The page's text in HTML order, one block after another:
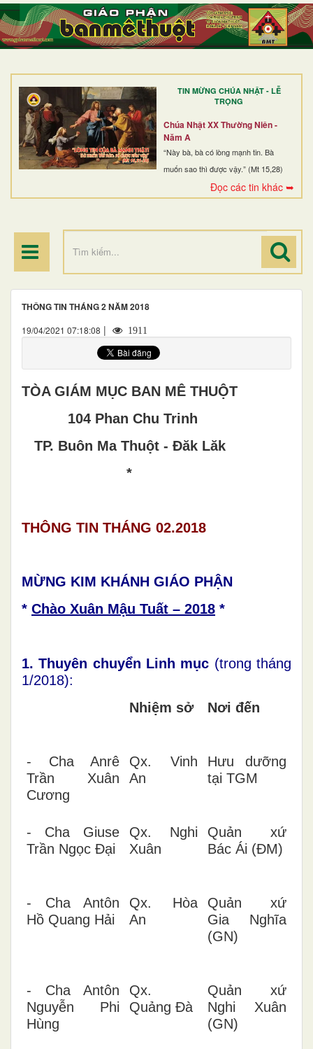
TIN MỪNG CHÚA NHẬT - LỄ
TRỌNG
Chúa Nhật XX Thường Niên -
Năm A
“Này bà, bà có lòng mạnh tin. Bà
muốn sao thì được vậy.” (Mt 15,28)
Đọc các tin khác ➥
TRANG NHẤT
GIỚI THIỆU
DÒNG TU
BAN MỤC VỤ
ĐOÀN THỂ CG
THÔNG TIN THÁNG 2 NĂM 2018
19/04/2021 07:18:08 | 1911
TÒA GIÁM MỤC BAN MÊ THUỘT
104 Phan Chu Trinh
TP. Buôn Ma Thuột - Đăk Lăk
*
THÔNG TIN THÁNG 02.2018
MỪNG KIM KHÁNH GIÁO PHẬN
* Chào Xuân Mậu Tuất – 2018 *
1. Thuyên chuyển Linh mục (trong tháng
1/2018):
Nhiệm sở
Nơi đến
- Cha Anrê
Trần Xuân
Cương
Qx. Vinh
An
Hưu dưỡng
tại TGM
- Cha Giuse
Trần Ngọc Đại
Qx. Nghi
Xuân
Quản xứ
Bác Ái (ĐM)
- Cha Antôn
Hồ Quang Hải
Qx. Hòa
An
Quản xứ
Gia Nghĩa
(GN)
- Cha Antôn
Nguyễn Phi
Hùng
Qx.
Quảng Đà
Quản xứ
Nghi Xuân
(GN)